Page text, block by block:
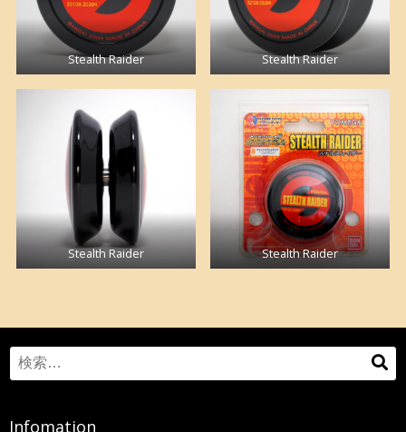
Stealth Raider Stealth Raider
Stealth Raider Stealth Raider
Search
for:
検
Infomation